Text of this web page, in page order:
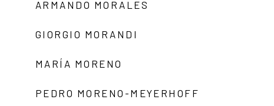
ARMANDO MORALES
GIORGIO MORANDI
MARÍA MORENO
PEDRO MORENO-MEYERHOFF